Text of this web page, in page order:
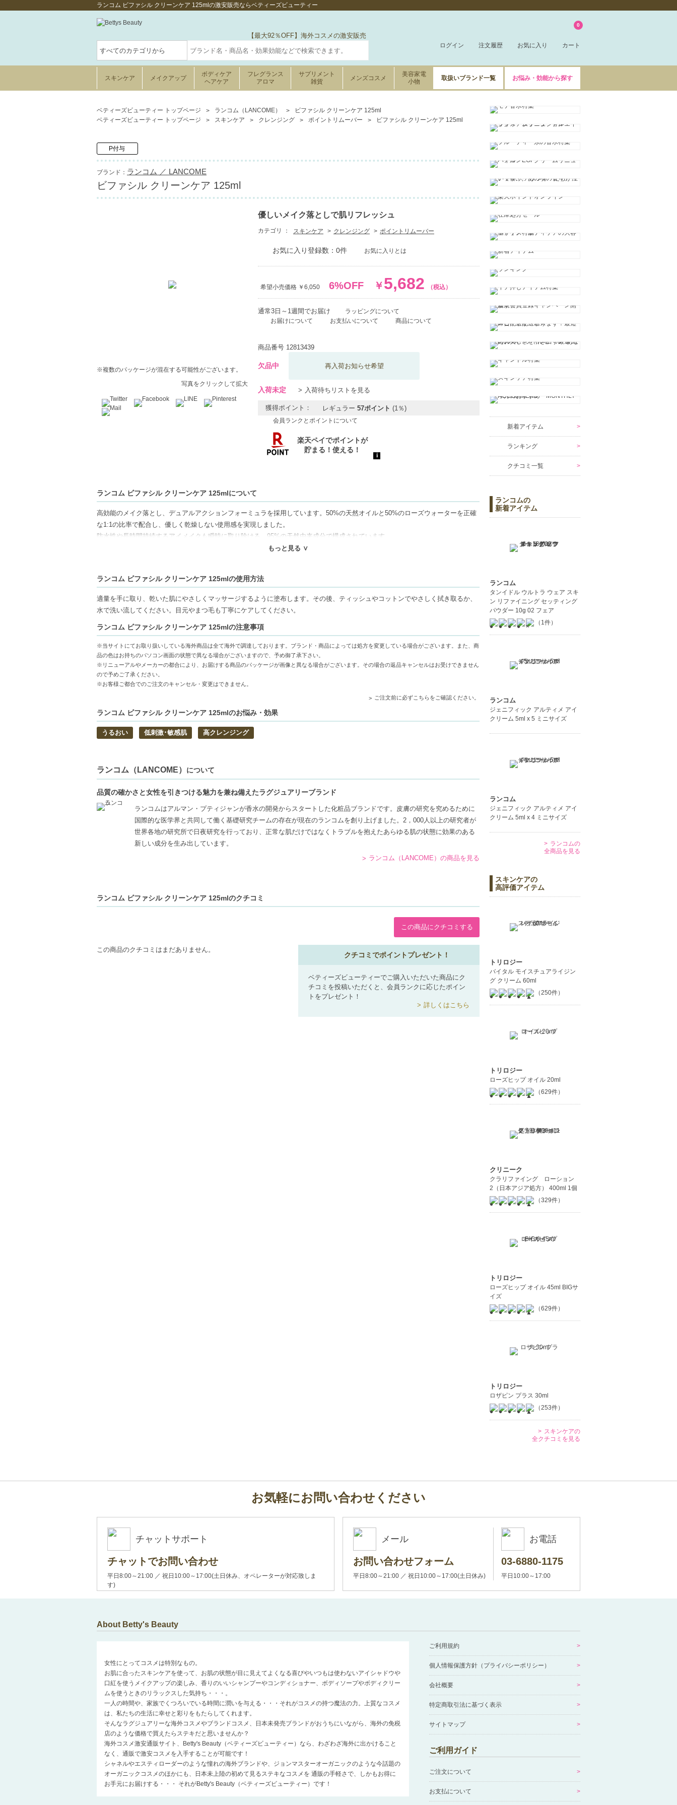
ランコム ビファシル クリーンケア 125mlの激安販売ならベティーズビューティー
【最大92％OFF】海外コスメの激安販売
ログイン 注文履歴 お気に入り カート
0
スキンケア メイクアップ
ボディケア
ヘアケア
フレグランス
アロマ
サプリメント
雑貨
メンズコスメ
美容家電
小物
取扱いブランド一覧 お悩み・効能から探す
ベティーズビューティー トップページ ランコム（LANCOME）
ビファシル クリーンケア 125ml
ベティーズビューティー トップページ
スキンケア クレンジング ポイントリムーバー ビファシル クリーンケア 125ml
P付与
ブランド： ランコム ／ LANCOME
ビファシル クリーンケア 125ml
※複数のパッケージが混在する可能性がございます。
写真をクリックして拡大
優しいメイク落としで肌リフレッシュ
カテゴリ ： スキンケア クレンジング ポイントリムーバー
お気に入り登録数：0件 お気に入りとは
希望小売価格 ￥6,050 6%OFF ￥5,682 （税込）
通常3日～1週間でお届け
ラッピングについて
お届けについて
お支払いについて 商品について
商品番号 12813439
欠品中 再入荷お知らせ希望
入荷未定 入荷待ちリストを見る
獲得ポイント： レギュラー 57ポイント (1％)
会員ランクとポイントについて
ランコム ビファシル クリーンケア 125mlについて
高効能のメイク落とし、デュアルアクションフォーミュラを採用しています。50%の天然オイルと50%のローズウォーターを正確
な1:1の比率で配合し、優しく乾燥しない使用感を実現しました。
防水性や長時間持続するアイメイクも瞬時に取り除ける、95%の天然由来成分で構成されています。
ホホバオイルやアーモンドオイル、フランス産ローズウォーター、アミノ酸が配合されており、メイク残りが残りません。
フランス製で、フタル酸エステル、硫酸塩（SLS・SLES）、鉱物油は使用していません。
【ご注意ください】
コンビニ後払いには、決済代行会社による審査がございます。予めご了承ください。
◇お届け日・お時間帯指定は承っておりません。
◇配送伝票の依頼主名、納品書に弊社以外の物流センター社名が記載されることがあります。
◇上記注意書き記載がある商品の合計金額が16666円以上の場合、別途手数料が発生する場合があります。予めご了承ください。
◇1件のご注文でも倉庫が異なる場合や配送用箱の関係で荷物を分割して配送する場合がございます。予めご了承ください。また、
明細書は分割してそれぞれの荷物に同梱されますが手数料等の変更はございませんのでご安心ください。
◇この商品はラッピングができません。
【商品の特徴】
敏感肌にも対応-べたつきがなく、全ての肌タイプに適している優しさが特徴。
【こんな方へおすすめ】
敏感肌の方で、優しいメイク落としを探している方。
しっかりとクレンジングしたいけれど、乾燥を避けたい方。
【JAN/UPC:3614273660471】
もっと見る ∨
ランコム ビファシル クリーンケア 125mlの使用方法
適量を手に取り、乾いた肌にやさしくマッサージするように塗布します。その後、ティッシュやコットンでやさしく拭き取るか、
水で洗い流してください。目元やまつ毛も丁寧にケアしてください。
ランコム ビファシル クリーンケア 125mlの注意事項
※当サイトにてお取り扱いしている海外商品は全て海外で調達しております。ブランド・商品によっては処方を変更している場合がございます。また、商
品の色はお持ちのパソコン画面の状態で異なる場合がございますので、予め御了承下さい。
※リニューアルやメーカーの都合により、お届けする商品のパッケージが画像と異なる場合がございます。その場合の返品キャンセルはお受けできません
ので予めご了承ください。
※お客様ご都合でのご注文のキャンセル・変更はできません。
ご注文前に必ずこちらをご確認ください。
ランコム ビファシル クリーンケア 125mlのお悩み・効果
うるおい 低刺激･敏感肌 高クレンジング
ランコム（LANCOME） について
品質の確かさと女性を引きつける魅力を兼ね備えたラグジュアリーブランド
ランコムはアルマン・プティジャンが香水の開発からスタートした化粧品ブランドです。皮膚の研究を究めるために
国際的な医学界と共同して働く基礎研究チームの存在が現在のランコムを創り上げました。2，000人以上の研究者が
世界各地の研究所で日夜研究を行っており、正常な肌だけではなくトラブルを抱えたあらゆる肌の状態に効果のある
新しい成分を生み出しています。
ランコム（LANCOME）の商品を見る
ランコム ビファシル クリーンケア 125mlのクチコミ
この商品にクチコミする
この商品のクチコミはまだありません。
クチコミでポイントプレゼント！
ベティーズビューティーでご購入いただいた商品にク
チコミを投稿いただくと、会員ランクに応じたポイン
トをプレゼント！
詳しくはこちら
新着アイテム
ランキング
クチコミ一覧
ランコムの
新着アイテム
ランコム
タンイドル ウルトラ ウェア スキ
ン リファイニング セッティング
パウダー 10g 02 フェア
（1件）
ランコム
ジェニフィック アルティメ アイ
クリーム 5ml x 5 ミニサイズ
ランコム
ジェニフィック アルティメ アイ
クリーム 5ml x 4 ミニサイズ
ランコムの
全商品を見る
スキンケアの
高評価アイテム
トリロジー
バイタル モイスチュアライジン
グ クリーム 60ml
（250件）
トリロジー
ローズヒップ オイル 20ml
（629件）
クリニーク
クラリファイング ローション
2（日本アジア処方） 400ml 1個
（329件）
トリロジー
ローズヒップ オイル 45ml BIGサ
イズ
（629件）
トリロジー
ロザピン プラス 30ml
（253件）
スキンケアの
全クチコミを見る
お気軽にお問い合わせください
チャットサポート
チャットでお問い合わせ
平日8:00～21:00 ／ 祝日10:00～17:00(土日休み、オペレーターが対応致しま
す)
メール
お問い合わせフォーム
平日8:00～21:00 ／ 祝日10:00～17:00(土日休み)
お電話
03-6880-1175
平日10:00～17:00
About Betty's Beauty
女性にとってコスメは特別なもの。
お肌に合ったスキンケアを使って、お肌の状態が目に見えてよくなる喜びやいつもは使わないアイシャドウや
口紅を使うメイクアップの楽しみ、香りのいいシャンプーやコンディショナー、ボディソープやボディクリー
ムを使うときのリラックスした気持ち・・・。
一人の時間や、家族でくつろいでいる時間に潤いを与える・・・それがコスメの持つ魔法の力。上質なコスメ
は、私たちの生活に幸せと彩りをもたらしてくれます。
そんなラグジュアリーな海外コスメやブランドコスメ、日本未発売ブランドがおうちにいながら、海外の免税
店のような価格で買えたらステキだと思いませんか？
海外コスメ激安通販サイト、Betty's Beauty（ベティーズビューティー）なら、わざわざ海外に出かけること
なく、通販で激安コスメを入手することが可能です！
シャネルやエスティローダーのような憧れの海外ブランドや、ジョンマスターオーガニックのような今話題の
オーガニックコスメのほかにも、日本未上陸の初めて見るステキなコスメを 通販の手軽さで、しかもお得に
お手元にお届けする・・・ それがBetty's Beauty（ベティーズビューティー）です！
ご利用規約
個人情報保護方針（プライバシーポリシー）
会社概要
特定商取引法に基づく表示
サイトマップ
ご利用ガイド
ご注文について
お支払について